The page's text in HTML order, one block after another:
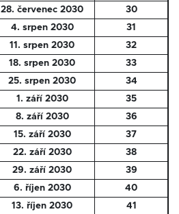
28. červenec 2030
30
4. srpen 2030
31
11. srpen 2030
32
18. srpen 2030
33
25. srpen 2030
34
1. září 2030
35
8. září 2030
36
15. září 2030
37
22. září 2030
38
29. září 2030
39
6. říjen 2030
40
13. říjen 2030 41